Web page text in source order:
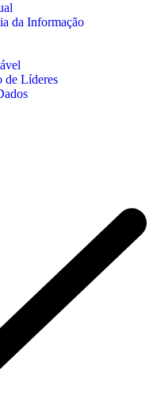
da Informação
de Líderes